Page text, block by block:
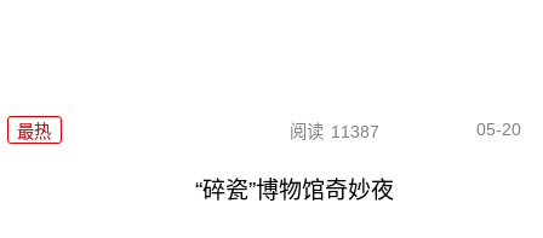
最热 阅读 11387 05-20
“碎瓷”博物馆奇妙夜